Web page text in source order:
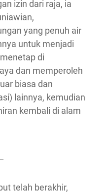
izin dari raja, ia
yang penuh air
untuk menjadi
di
dan memperoleh
biasa dan
lainnya, kemudian
kembali di alam
telah berakhir,